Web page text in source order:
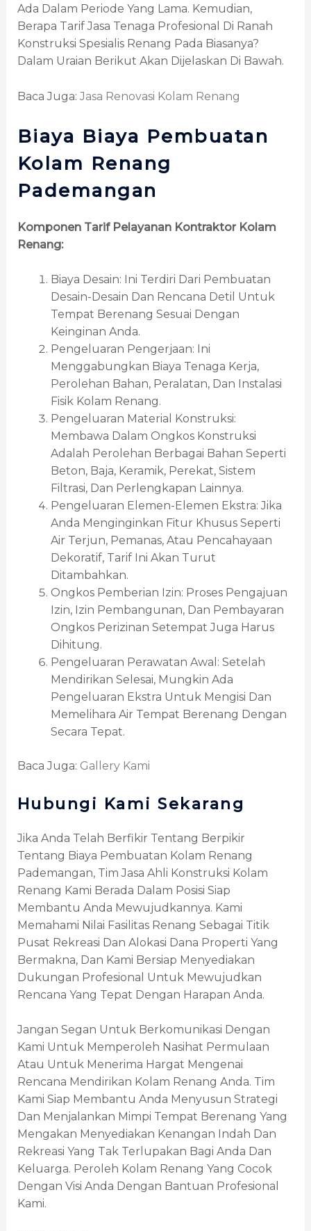
Ada Dalam Periode Yang Lama. Kemudian,
Berapa Tarif Jasa Tenaga Profesional Di Ranah
Konstruksi Spesialis Renang Pada Biasanya?
Dalam Uraian Berikut Akan Dijelaskan Di Bawah.
Baca Juga: Jasa Renovasi Kolam Renang
Biaya Biaya Pembuatan
Kolam Renang
Pademangan
Komponen Tarif Pelayanan Kontraktor Kolam
Renang:
Biaya Desain: Ini Terdiri Dari Pembuatan
Desain-Desain Dan Rencana Detil Untuk
Tempat Berenang Sesuai Dengan
Keinginan Anda.
Pengeluaran Pengerjaan: Ini
Menggabungkan Biaya Tenaga Kerja,
Perolehan Bahan, Peralatan, Dan Instalasi
Fisik Kolam Renang.
Pengeluaran Material Konstruksi:
Membawa Dalam Ongkos Konstruksi
Adalah Perolehan Berbagai Bahan Seperti
Beton, Baja, Keramik, Perekat, Sistem
Filtrasi, Dan Perlengkapan Lainnya.
Pengeluaran Elemen-Elemen Ekstra: Jika
Anda Menginginkan Fitur Khusus Seperti
Air Terjun, Pemanas, Atau Pencahayaan
Dekoratif, Tarif Ini Akan Turut
Ditambahkan.
Ongkos Pemberian Izin: Proses Pengajuan
Izin, Izin Pembangunan, Dan Pembayaran
Ongkos Perizinan Setempat Juga Harus
Dihitung.
Pengeluaran Perawatan Awal: Setelah
Mendirikan Selesai, Mungkin Ada
Pengeluaran Ekstra Untuk Mengisi Dan
Memelihara Air Tempat Berenang Dengan
Secara Tepat.
Baca Juga: Gallery Kami
Hubungi Kami Sekarang
Jika Anda Telah Berfikir Tentang Berpikir
Tentang Biaya Pembuatan Kolam Renang
Pademangan, Tim Jasa Ahli Konstruksi Kolam
Renang Kami Berada Dalam Posisi Siap
Membantu Anda Mewujudkannya. Kami
Memahami Nilai Fasilitas Renang Sebagai Titik
Pusat Rekreasi Dan Alokasi Dana Properti Yang
Bermakna, Dan Kami Bersiap Menyediakan
Dukungan Profesional Untuk Mewujudkan
Rencana Yang Tepat Dengan Harapan Anda.
Jangan Segan Untuk Berkomunikasi Dengan
Kami Untuk Memperoleh Nasihat Permulaan
Atau Untuk Menerima Hargat Mengenai
Rencana Mendirikan Kolam Renang Anda. Tim
Kami Siap Membantu Anda Menyusun Strategi
Dan Menjalankan Mimpi Tempat Berenang Yang
Mengakan Menyediakan Kenangan Indah Dan
Rekreasi Yang Tak Terlupakan Bagi Anda Dan
Keluarga. Peroleh Kolam Renang Yang Cocok
Dengan Visi Anda Dengan Bantuan Profesional
Kami.